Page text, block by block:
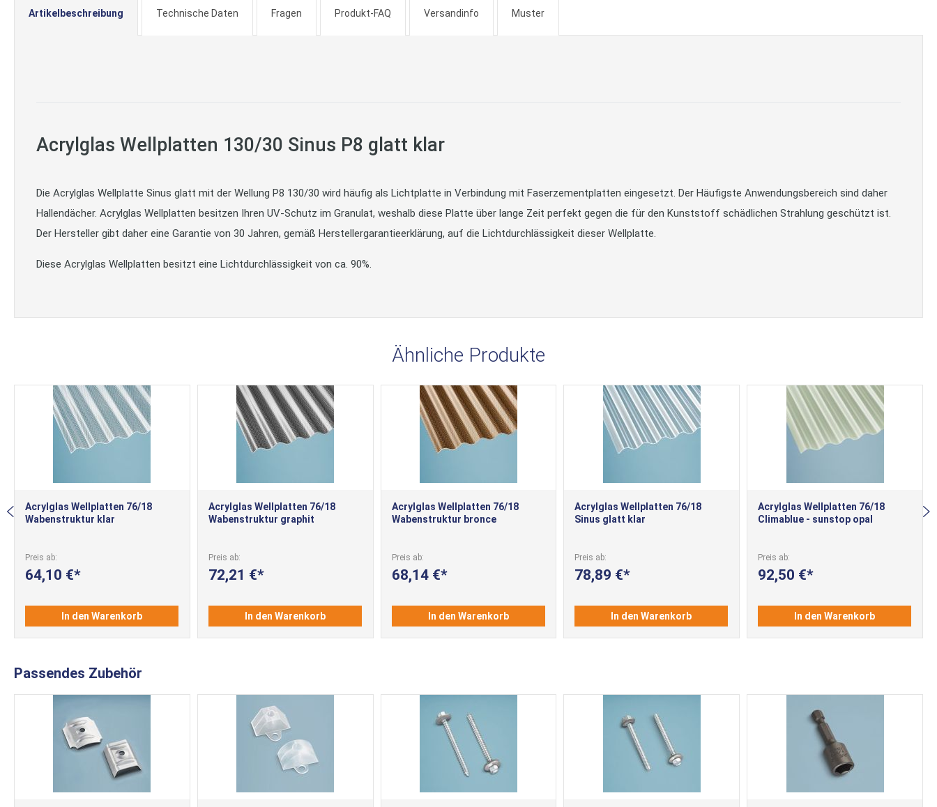
Artikelbeschreibung
Acrylglas Wellplatten 130/30 Sinus P8 glatt klar
Die Acrylglas Wellplatte Sinus glatt mit der Wellung P8 130/30 wird häufig als Lichtplatte in Verbindung mit Faserzementplatten eingesetzt. Der Häufigste Anwendungsbereich sind daher
Hallendächer. Acrylglas Wellplatten besitzen Ihren UV-Schutz im Granulat, weshalb diese Platte über lange Zeit perfekt gegen die für den Kunststoff schädlichen Strahlung geschützt ist.
Der Hersteller gibt daher eine Garantie von 30 Jahren, gemäß Herstellergarantieerklärung, auf die Lichtdurchlässigkeit dieser Wellplatte.
Diese Acrylglas Wellplatten besitzt eine Lichtdurchlässigkeit von ca. 90%.
Technische Daten Fragen Produkt-FAQ Versandinfo Muster
Ähnliche Produkte
Acrylglas Wellplatten 76/18
Wabenstruktur klar
Preis ab
64,10 €
In den Warenkorb
Acrylglas Wellplatten 76/18
Wabenstruktur graphit
Preis ab
72,21 €
In den Warenkorb
Acrylglas Wellplatten 76/18
Wabenstruktur bronce
Preis ab
68,14 €
In den Warenkorb
Acrylglas Wellplatten 76/18
Sinus glatt klar
Preis ab
78,89 €
In den Warenkorb
Acrylglas Wellplatten 76/18
Climablue - sunstop opal
Preis ab
92,50 €
In den Warenkorb
Passendes Zubehör